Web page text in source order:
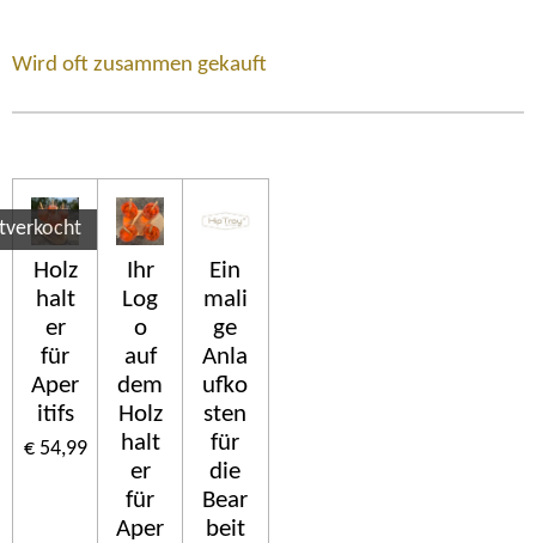
Wird oft zusammen gekauft
Holz
halt
er
für
Aper
itifs
€ 54,99
Ihr
Log
o
auf
dem
Holz
halt
er
für
Aper
Ein
mali
ge
Anla
ufko
sten
für
die
Bear
beit